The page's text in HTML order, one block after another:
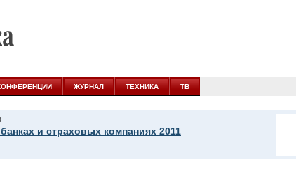
новых условиях
ЖУРНАЛ ТЕХНИКА ТВ
и страховых компаниях 2011